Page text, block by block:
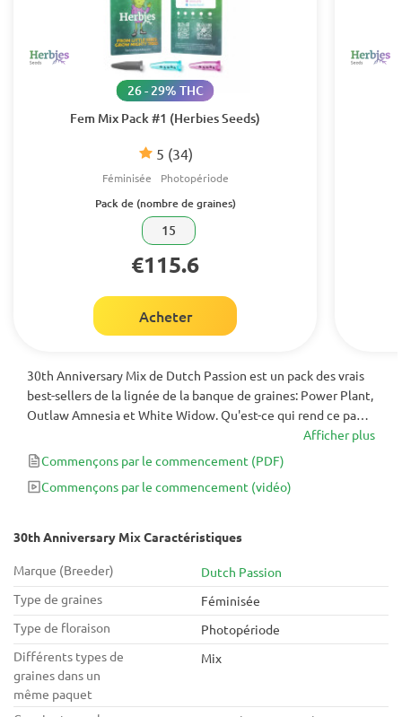
Fem Mix Pack #1 (Herbies Seeds)
5 (34)
26 - 29% THC
Féminisée Photopériode
Pack de (nombre de graines)
15
€115.6
Acheter
30th Anniversary Mix de Dutch Passion est un pack des vrais
best-sellers de la lignée de la banque de graines: Power Plant,
Outlaw Amnesia et White Widow. Qu'est-ce qui rend ce pack
spécial? La quantité de graines, bien sûr. Le mélange contient
30 graines, 10 pour chaque souche. Les variétés de ce
mélange sont étiquetées individuellement. Quelle fête!
Afficher plus
Commençons par le commencement (PDF)
Commençons par le commencement (vidéo)
30th Anniversary Mix Caractéristiques
Marque (Breeder)
Dutch Passion
Type de graines
Féminisée
Type de floraison
Photopériode
Différents types de
graines dans un
même paquet
Mix